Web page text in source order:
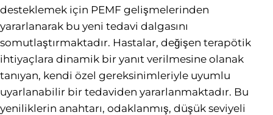
desteklemek için PEMF gelişmelerinden
yararlanarak bu yeni tedavi dalgasını
somutlaştırmaktadır. Hastalar, değişen terapötik
ihtiyaçlara dinamik bir yanıt verilmesine olanak
tanıyan, kendi özel gereksinimleriyle uyumlu
uyarlanabilir bir tedaviden yararlanmaktadır. Bu
yeniliklerin anahtarı, odaklanmış, düşük seviyeli